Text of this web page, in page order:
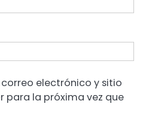
electrónico y sitio
para la próxima vez que